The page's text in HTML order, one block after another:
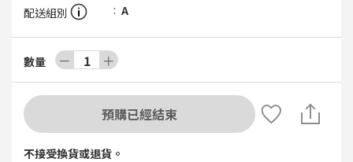
配送組別
A
數量 － 1 ＋
預購已經結束
不接受換貨或退貨。